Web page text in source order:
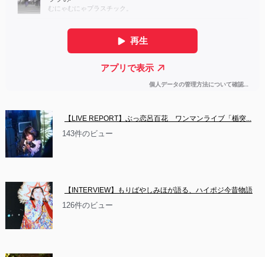
【LIVE REPORT】ぶっ恋呂百花　ワンマンライブ「楯突...
143件のビュー
【INTERVIEW】もりばやしみほが語る、ハイポジ今昔物語
126件のビュー